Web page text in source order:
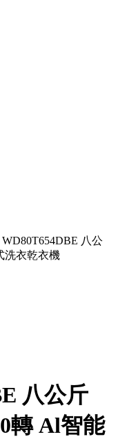
八公
洗衣乾衣機
八公斤
轉 Al智能